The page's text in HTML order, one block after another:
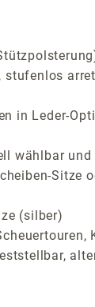
stufenlos
in Leder-
wählbar
Sitze
(silber)